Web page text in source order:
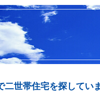
二世帯住宅を探してい